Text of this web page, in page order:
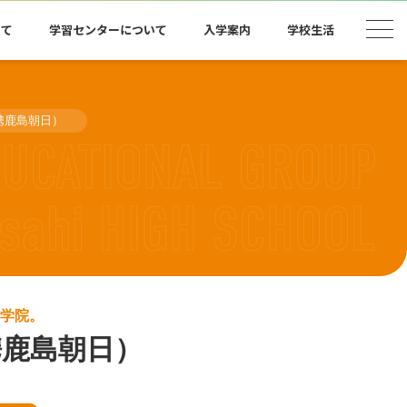
学習センターについて 入学案内 学校生活
島朝日）
院。
島朝日）